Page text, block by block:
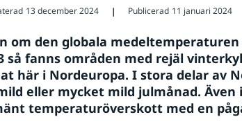
13 december 2024 ❘ Publicerad 11 januari 2024
om den globala
så fanns områden med rejäl
här i Nordeuropa. I stora delar av
eller mycket mild julmånad.
temperaturöverskott med en